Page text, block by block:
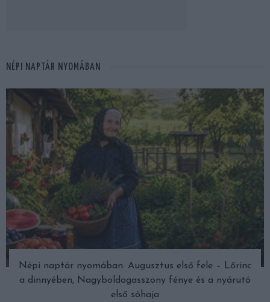
NÉPI NAPTÁR NYOMÁBAN
Népi naptár nyomában: Augusztus első fele – Lőrinc
a dinnyében, Nagyboldogasszony fénye és a nyárutó
első sóhaja